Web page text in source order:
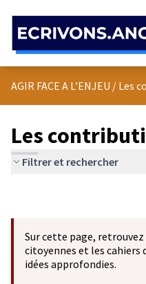
AGIR FACE A L’ENJEU / Les
Les
Filtrer et rechercher
Sur cette page,
citoyennes et les cahiers
idées approfondies.